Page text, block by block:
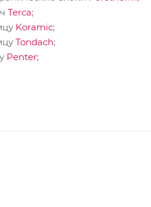
Terca;
Koramic;
Tondach;
Penter;